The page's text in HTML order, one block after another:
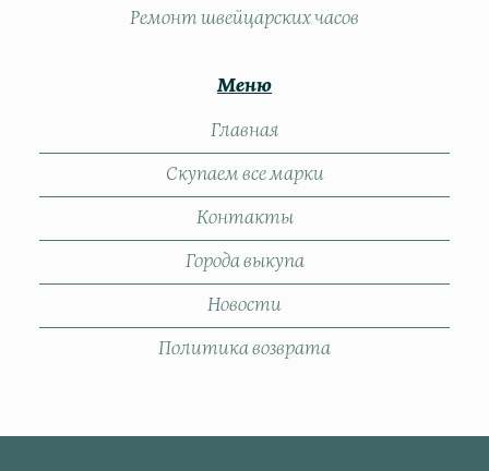
Ремонт швейцарских часов
Меню
Главная
Скупаем все марки
Контакты
Города выкупа
Новости
Политика возврата